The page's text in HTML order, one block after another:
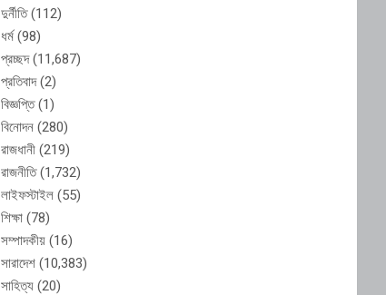
দুর্নীতি(112)
ধর্ম(98)
প্রচ্ছদ(11,687)
প্রতিবাদ(2)
বিজ্ঞপ্তি(1)
বিনোদন (280)
রাজধানী (219)
রাজনীতি(1,732)
লাইফস্টাইল (55)
শিক্ষা (78)
সম্পাদকীয় (16)
সারাদেশ (10,383)
সাহিত্য (20)